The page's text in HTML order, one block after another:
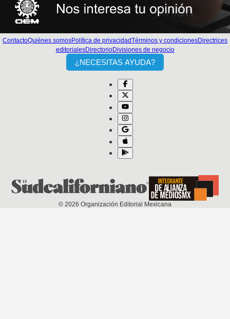
ContactoQuiénes somosPolítica de privacidadTérminos y condicionesDirectrices
editorialesDirectorioDivisiones de negocio
¿NECESITAS AYUDA?
© 2026 Organización Editorial Mexicana